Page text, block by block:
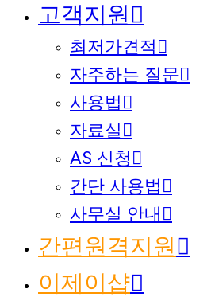
고객지원
최저가견적
자주하는 질문
사용법
자료실
AS 신청
간단 사용법
사무실 안내
간편원격지원
이제이샵